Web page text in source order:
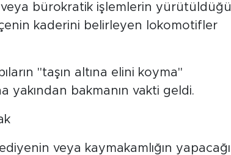
bürokratik işlemlerin yürütüldüğü
kaderini belirleyen lokomotifler
"taşın altına elini koyma"
yakından bakmanın vakti geldi.
veya kaymakamlığın yapacağı